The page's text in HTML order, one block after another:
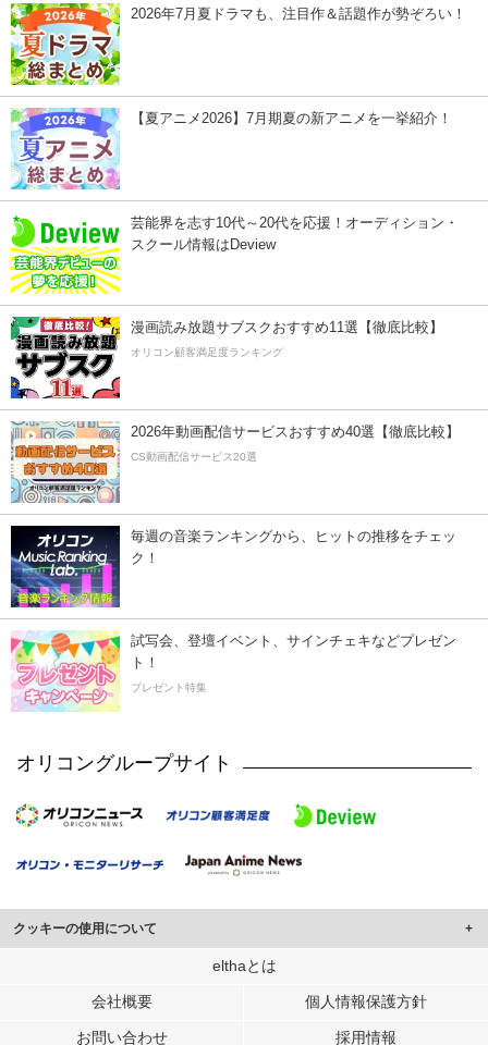
2026年7月夏ドラマも、注目作＆話題作が勢ぞろい！
【夏アニメ2026】7月期夏の新アニメを一挙紹介！
芸能界を志す10代～20代を応援！オーディション・
スクール情報はDeview
漫画読み放題サブスクおすすめ11選【徹底比較】
オリコン顧客満足度ランキング
2026年動画配信サービスおすすめ40選【徹底比較】
CS動画配信サービス20選
毎週の音楽ランキングから、ヒットの推移をチェッ
ク！
試写会、登壇イベント、サインチェキなどプレゼン
ト！
プレゼント特集
オリコングループサイト
クッキーの使用について
このサイトでは Cookie を使用して、ユーザーに合わせたコンテンツや広告の
行っています。
メディアや広告配信、データ解析の各パートナーに提供しています。
elthaとは
会社概要 個人情報保護方針
お問い合わせ 採用情報